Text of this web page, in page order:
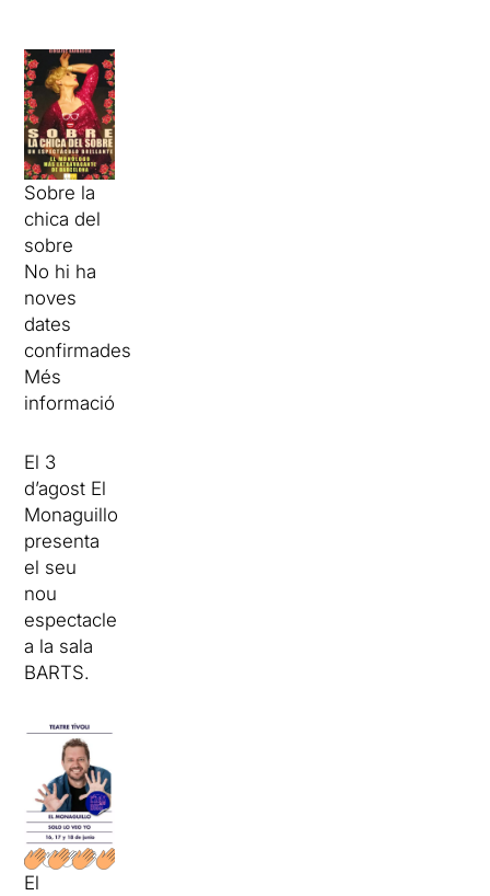
Sobre la
chica del
sobre
No hi ha
noves
dates
confirmades
Més
informació
El 3
d’agost El
Monaguillo
presenta
el seu
nou
espectacle
a la sala
BARTS.
El